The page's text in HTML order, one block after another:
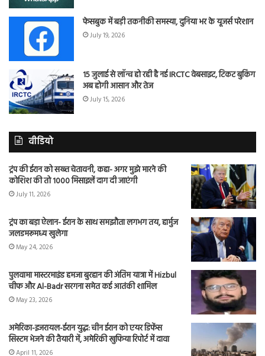
फेसबुक में बड़ी तकनीकी समस्या, दुनिया भर के यूजर्स परेशान
July 19, 2026
15 जुलाई से लॉन्च हो रही है नई IRCTC वेबसाइट, टिकट बुकिंग
अब होगी आसान और तेज
July 15, 2026
वीडियो
ट्रंप की ईरान को सख्त चेतावनी, कहा- अगर मुझे मारने की
कोशिश की तो 1000 मिसाइलें दाग दी जाएंगी
July 11, 2026
ट्रंप का बड़ा ऐलान- ईरान के साथ समझौता लगभग तय, हार्मुज
जलडमरूमध्य खुलेगा
May 24, 2026
पुलवामा मास्टरमाइंड हमजा बुरहान की अंतिम यात्रा में Hizbul
चीफ और Al-Badr सरगना समेत कई आतंकी शामिल
May 23, 2026
अमेरिका-इजरायल-ईरान युद्ध: चीन ईरान को एयर डिफेंस
सिस्टम भेजने की तैयारी में, अमेरिकी खुफिया रिपोर्ट में दावा
April 11, 2026